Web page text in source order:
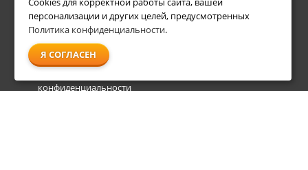
О компании
Доставка
Оплата
Гарантия и сервис
конфиденциальности
персонализации и других целей, предусмотренных
Политика конфиденциальности.
Я СОГЛАСЕН